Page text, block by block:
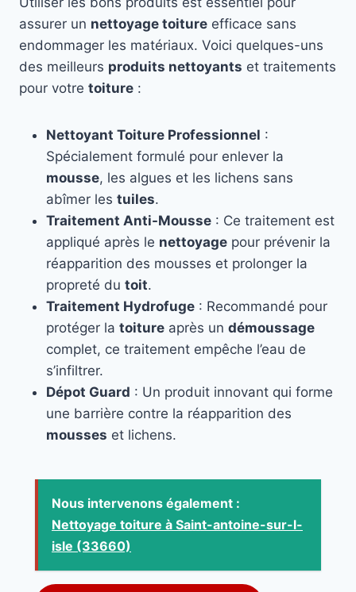
assurer un nettoyage toiture efficace sans
endommager les matériaux. Voici quelques-uns
des meilleurs produits nettoyants et traitements
pour votre toiture :
Nettoyant Toiture Professionnel :
Spécialement formulé pour enlever la
mousse, les algues et les lichens sans
abîmer les tuiles.
Traitement Anti-Mousse : Ce traitement est
appliqué après le nettoyage pour prévenir la
réapparition des mousses et prolonger la
propreté du toit.
Traitement Hydrofuge : Recommandé pour
protéger la toiture après un démoussage
complet, ce traitement empêche l’eau de
s’infiltrer.
Dépot Guard : Un produit innovant qui forme
une barrière contre la réapparition des
mousses et lichens.
Nous intervenons également :
Nettoyage toiture à Saint-antoine-sur-l-
isle (33660)